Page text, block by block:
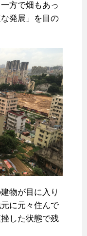
方で畑もあっ
発展」を目の
物が目に入り
に元々住んで
した状態で残